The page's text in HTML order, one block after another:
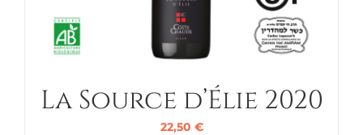
La Source d’Élie 2020
22,50 €